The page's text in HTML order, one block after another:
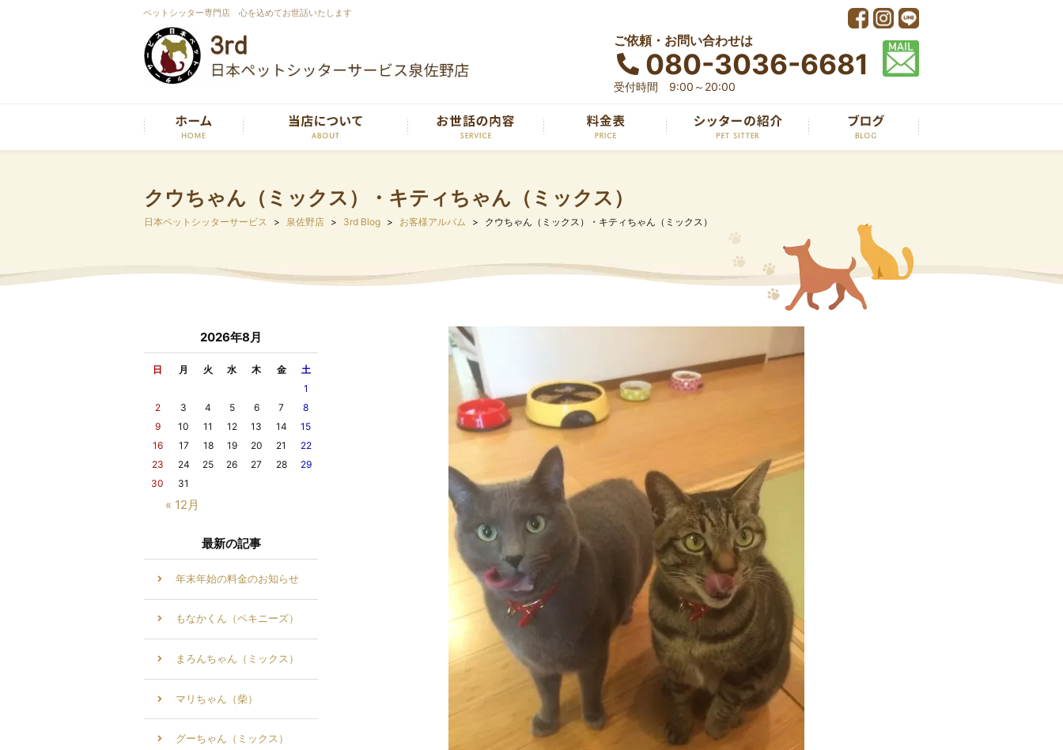
ペットシッター専門店 心を込めてお世話いたします
ご依頼・お問い合わせは
080-3036-6681
受付時間 9:00～20:00
クウちゃん（ミックス）・キティちゃん（ミックス）
日本ペットシッターサービス 泉佐野店 3rd Blog お客様アルバム クウちゃん（ミックス）・キティちゃん（ミックス）
2026年8月
日 月 火 水 木 金 土
« 12月
1
2
3 4 5 6 7
8
9
10 11 12 13 14
15
16
17 18 19 20 21
22
23
24 25 26 27 28
29
30
31
最新の記事
年末年始の料金のお知らせ
もなかくん（ペキニーズ）
まろんちゃん（ミックス）
マリちゃん（柴）
グーちゃん（ミックス）